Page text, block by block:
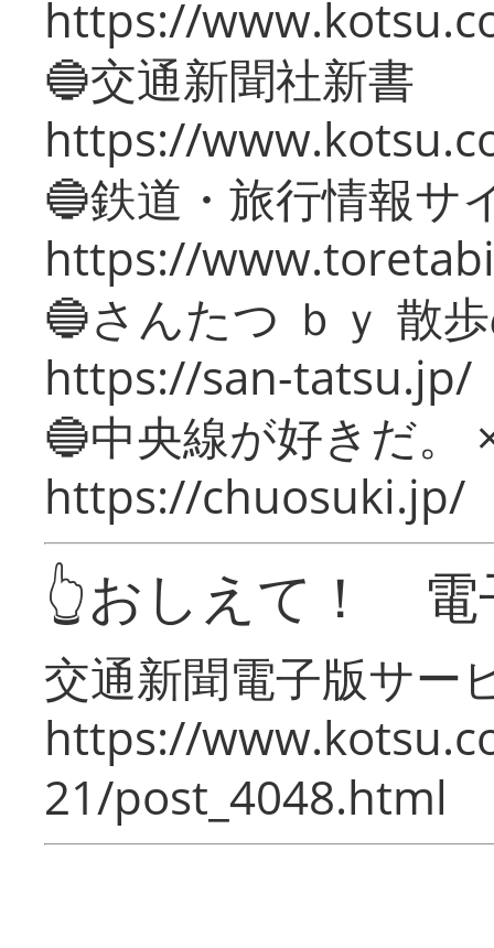
https://
🔵交通新聞社新書
https://
🔵鉄道・旅行情報サ
https://
🔵さんたつ ｂｙ 散
https://san-tatsu.jp/
🔵中央線が好きだ。
https://chuosuki.jp/
👆おしえて！ 電
交通新聞電子版サー
https://
21/post_4048.html